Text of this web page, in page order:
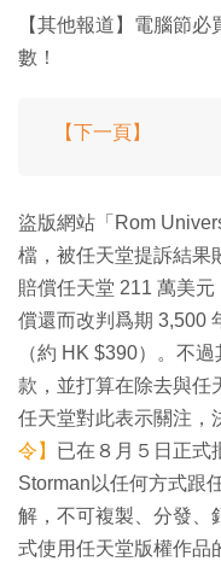
【其他報道】電腦節
數！
【下一頁】
盜版網站「Rom
檔，被任天堂提訴結果
賠償任天堂 211 萬美
償還而改判爲期 3,500
（約 HK $390）。不
款，並打算在除去與任
任天堂對此表示關注，
令】 已在８月５日正式
Storman以任何方式跟
解，不可複製、分發、
式使用任天堂版權作品